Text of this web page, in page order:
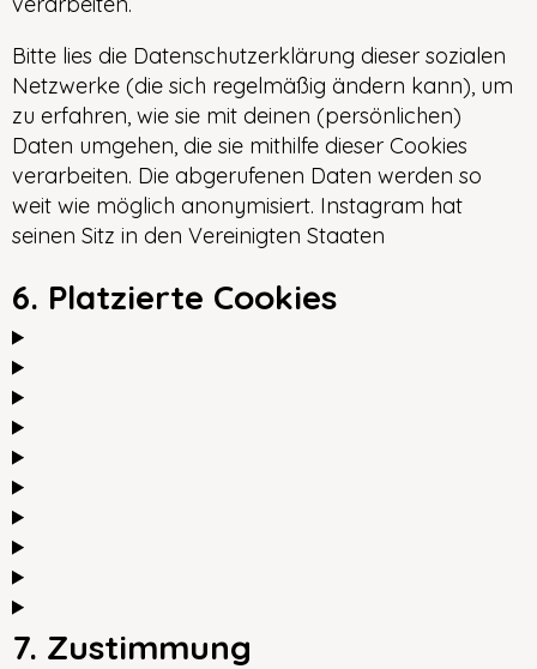
Bitte lies die Datenschutzerklärung dieser sozialen
Netzwerke (die sich regelmäßig ändern kann), um
zu erfahren, wie sie mit deinen (persönlichen)
Daten umgehen, die sie mithilfe dieser Cookies
verarbeiten. Die abgerufenen Daten werden so
weit wie möglich anonymisiert. Instagram hat
seinen Sitz in den Vereinigten Staaten
6. Platzierte Cookies
7. Zustimmung